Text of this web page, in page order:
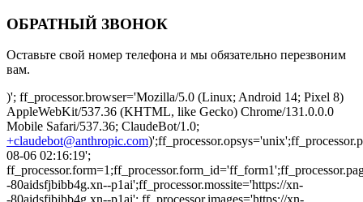
ОБРАТНЫЙ ЗВОНОК
Оставьте свой номер телефона и мы обязательно перезвоним
вам.
)'; ff_processor.browser='Mozilla/5.0 (Linux; Android 14; Pixel 8)
AppleWebKit/537.36 (KHTML, like Gecko) Chrome/131.0.0.0
Mobile Safari/537.36; ClaudeBot/1.0;
+claudebot@anthropic.com
08-06 02:16:19';
-80aidsfjbibb4g.xn--p1ai';ff_processor.mossite='https://xn-